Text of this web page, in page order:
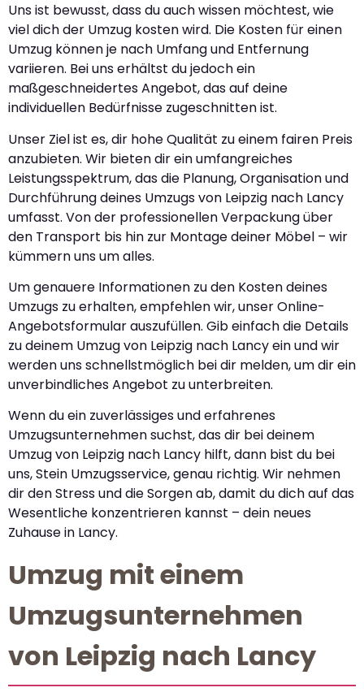
Uns ist bewusst, dass du auch wissen möchtest, wie
viel dich der Umzug kosten wird. Die Kosten für einen
Umzug können je nach Umfang und Entfernung
variieren. Bei uns erhältst du jedoch ein
maßgeschneidertes Angebot, das auf deine
individuellen Bedürfnisse zugeschnitten ist.
Unser Ziel ist es, dir hohe Qualität zu einem fairen Preis
anzubieten. Wir bieten dir ein umfangreiches
Leistungsspektrum, das die Planung, Organisation und
Durchführung deines Umzugs von Leipzig nach Lancy
umfasst. Von der professionellen Verpackung über
den Transport bis hin zur Montage deiner Möbel – wir
kümmern uns um alles.
Um genauere Informationen zu den Kosten deines
Umzugs zu erhalten, empfehlen wir, unser Online-
Angebotsformular auszufüllen. Gib einfach die Details
zu deinem Umzug von Leipzig nach Lancy ein und wir
werden uns schnellstmöglich bei dir melden, um dir ein
unverbindliches Angebot zu unterbreiten.
Wenn du ein zuverlässiges und erfahrenes
Umzugsunternehmen suchst, das dir bei deinem
Umzug von Leipzig nach Lancy hilft, dann bist du bei
uns, Stein Umzugsservice, genau richtig. Wir nehmen
dir den Stress und die Sorgen ab, damit du dich auf das
Wesentliche konzentrieren kannst – dein neues
Zuhause in Lancy.
Umzug mit einem
Umzugsunternehmen
von Leipzig nach Lancy